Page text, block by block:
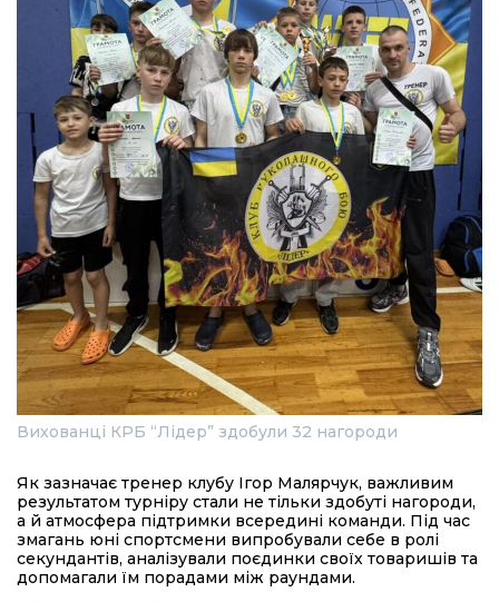
Вихованці КРБ “Лідер” здобули 32 нагороди
Як зазначає тренер клубу Ігор Малярчук, важливим
результатом турніру стали не тільки здобуті нагороди,
а й атмосфера підтримки всередині команди. Під час
змагань юні спортсмени випробували себе в ролі
секундантів, аналізували поєдинки своїх товаришів та
допомагали їм порадами між раундами.